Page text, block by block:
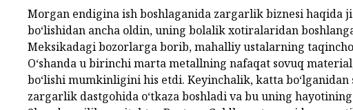
Morgan endigina ish boshlaganida zargarlik biznesi haqida
bo‘lishidan ancha oldin, uning bolalik xotiralaridan
Meksikadagi bozorlarga borib, mahalliy ustalarning
O‘shanda u birinchi marta metallning nafaqat sovuq
bo‘lishi mumkinligini his etdi. Keyinchalik, katta
zargarlik dastgohida o‘tkaza boshladi va bu uning